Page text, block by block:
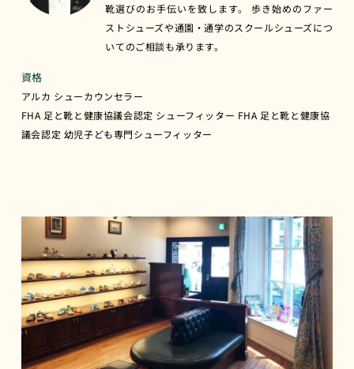
靴選びのお手伝いを致します。 歩き始めのファー
ストシューズや通園・通学のスクールシューズにつ
いてのご相談も承ります。
資格
アルカ シューカウンセラー
FHA 足と靴と健康協議会認定 シューフィッター FHA 足と靴と健康協
議会認定 幼児子ども専門シューフィッター